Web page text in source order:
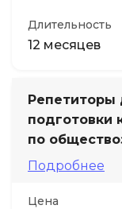
Длительность
12 месяцев
Репетиторы
подготовки
по
Подробнее
Цена